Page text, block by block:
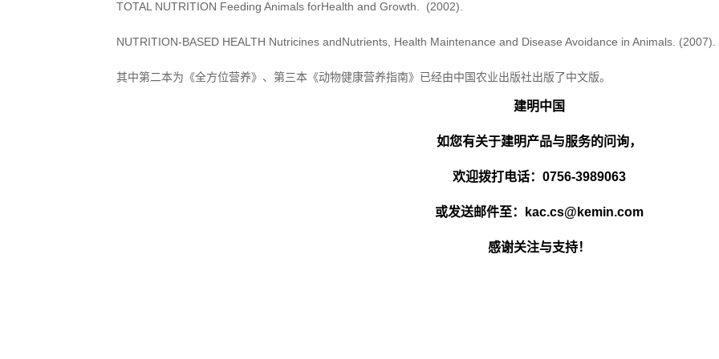
TOTAL NUTRITION Feeding Animals forHealth and Growth. (2002).
NUTRITION-BASED HEALTH Nutricines andNutrients, Health Maintenance and Disease Avoidance in Animals. (2007).
其中第二本为《全方位营养》、第三本《动物健康营养指南》已经由中国农业出版社出版了中文版。
建明中国
如您有关于建明产品与服务的问询，
欢迎拨打电话：0756-3989063
或发送邮件至：kac.cs@kemin.com
感谢关注与支持！